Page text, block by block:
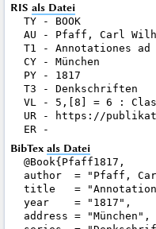
RIS als Datei
TY - BOOK
AU - Pfaff, Carl
T1 - Annotationes
CY - München
PY - 1817
T3 - Denkschriften
VL - 5,[8] = 6 :
UR - https://
BibTex als Datei
@Book{Pfaff1817,
author  = "Pfaff,
title   =
year    = "1817",
address = "München",